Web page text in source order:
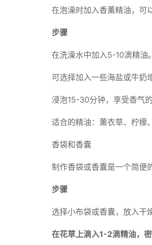
在泡澡时加入香薰精油，可
步骤
在洗澡水中加入5-10滴精油。
可选择加入一些海盐或牛奶
浸泡15-30分钟，享受香气的
适合的精油：薰衣草、柠檬
香袋和香囊
制作香袋或香囊是一个简便
步骤
选择小布袋或香囊，放入干
在花草上滴入1-2滴精油，密